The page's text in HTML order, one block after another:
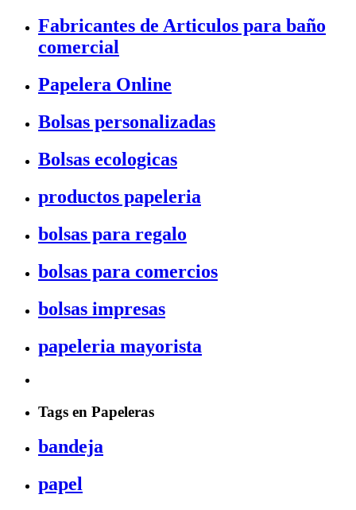
Fabricantes de Articulos para baño
comercial
Papelera Online
Bolsas personalizadas
Bolsas ecologicas
productos papeleria
bolsas para regalo
bolsas para comercios
bolsas impresas
papeleria mayorista
Tags en Papeleras
bandeja
papel